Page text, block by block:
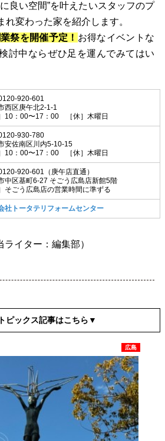
良い空間”を叶えたいスタッフのプ
れ変わった家を紹介します。
祭を開催予定！ お得なイベントな
討中ならぜひ足を運んでみてはい
920-601
西区庚午北2-1-1
］10：00〜17：00 ［休］木曜日
930-780
安佐南区川内5-10-15
］10：00〜17：00 ［休］木曜日
920-601（庚午店直通）
中区基町6-27 そごう広島店新館5階
そごう広島店の営業時間に準ずる
社トータテリフォームセンター
ライター：編集部）
ピックス記事はこちら▼
広島